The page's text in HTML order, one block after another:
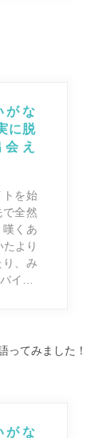
がな
に脱
え
トを始
で全然
嘆くあ
より
り、み
イ…
ってみました！
がな